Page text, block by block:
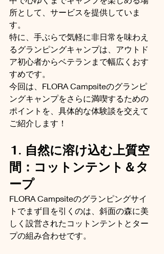
所として、サービスを提供していま
す。
特に、手ぶらで気軽に非日常を味わえ
るグランピングキャンプは、アウトド
ア初心者からベテランまで幅広くおす
すめです。
今回は、FLORA Campsiteのグランピ
ングキャンプをさらに満喫するための
ポイントを、具体的な体験談を交えて
ご紹介します！
1. 自然に溶け込む上質空
間：コットンテント＆タ
ープ
FLORA Campsiteのグランピングサイ
トでまず目を引くのは、斜面の森に美
しく設営されたコットンテントとター
プの組み合わせです。